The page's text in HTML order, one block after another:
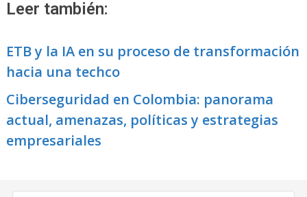
Leer también:
ETB y la IA en su proceso de transformación
hacia una techco
Ciberseguridad en Colombia: panorama
actual, amenazas, políticas y estrategias
empresariales